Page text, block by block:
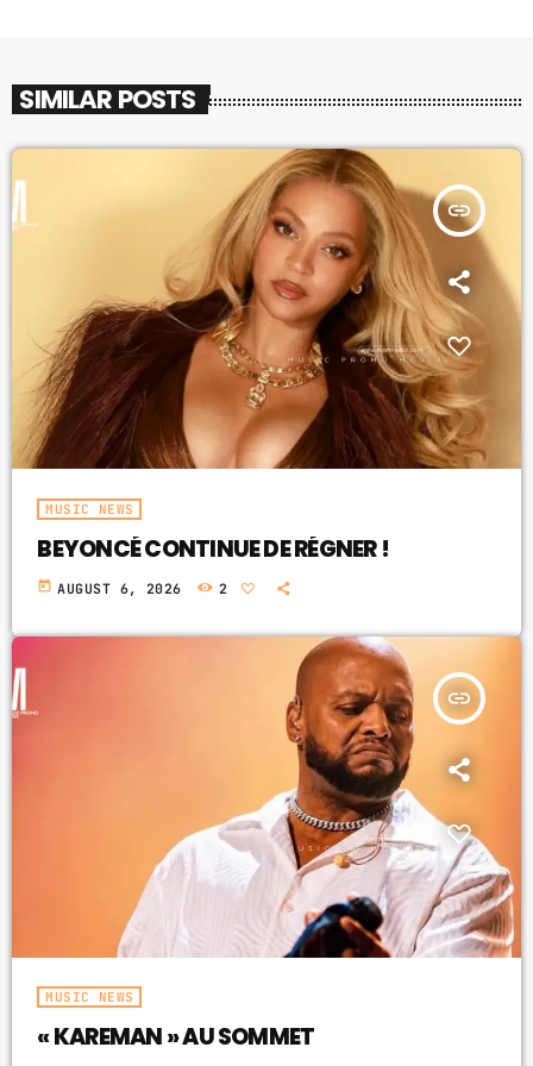
SIMILAR POSTS
insert_link
MUSIC NEWS
BEYONCÉ CONTINUE DE RÉGNER !
today AUGUST 6, 2026 2
insert_link
MUSIC NEWS
« KAREMAN » AU SOMMET